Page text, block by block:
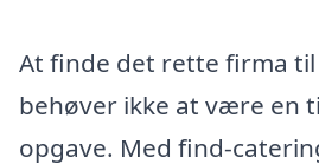
At finde det rette firma til
behøver ikke at være en
opgave. Med find-